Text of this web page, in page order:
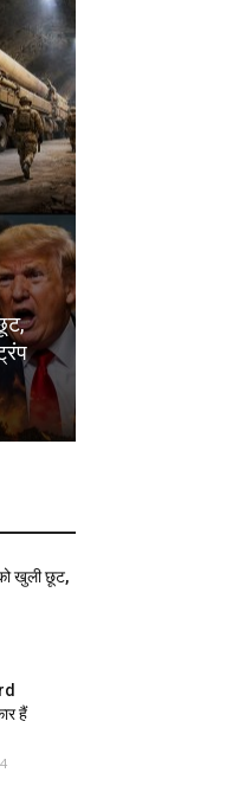
खुली छूट,
हैं